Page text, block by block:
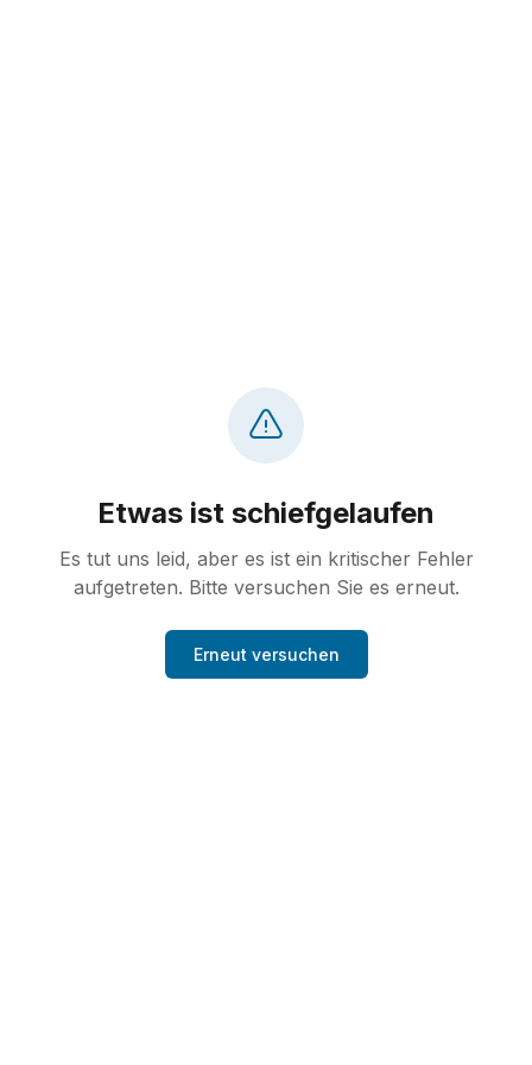
Etwas ist schiefgelaufen
Es tut uns leid, aber es ist ein kritischer Fehler
aufgetreten. Bitte versuchen Sie es erneut.
Erneut versuchen